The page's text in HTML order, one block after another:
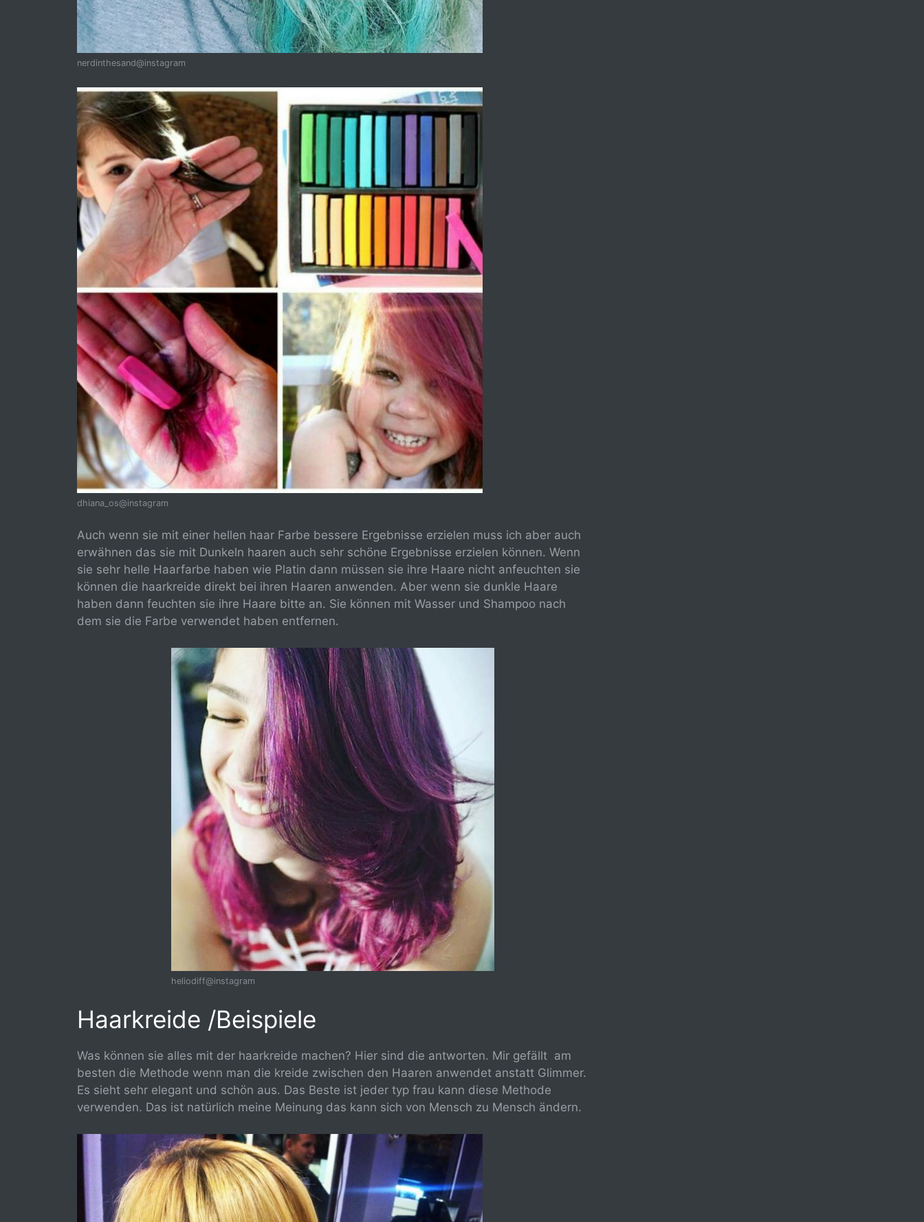
nerdinthesand@instagram
dhiana_os@instagram
Auch wenn sie mit einer hellen haar Farbe bessere Ergebnisse erzielen muss ich aber auch
erwähnen das sie mit Dunkeln haaren auch sehr schöne Ergebnisse erzielen können. Wenn
sie sehr helle Haarfarbe haben wie Platin dann müssen sie ihre Haare nicht anfeuchten sie
können die haarkreide direkt bei ihren Haaren anwenden. Aber wenn sie dunkle Haare
haben dann feuchten sie ihre Haare bitte an. Sie können mit Wasser und Shampoo nach
dem sie die Farbe verwendet haben entfernen.
heliodiff@instagram
Haarkreide /Beispiele
Was können sie alles mit der haarkreide machen? Hier sind die antworten. Mir gefällt am
besten die Methode wenn man die kreide zwischen den Haaren anwendet anstatt Glimmer.
Es sieht sehr elegant und schön aus. Das Beste ist jeder typ frau kann diese Methode
verwenden. Das ist natürlich meine Meinung das kann sich von Mensch zu Mensch ändern.